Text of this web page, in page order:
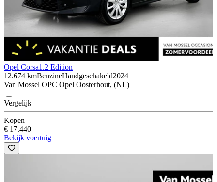
Opel Corsa1.2 Edition
12.674 kmBenzineHandgeschakeld2024
Van Mossel OPC Opel Oosterhout, (NL)
Vergelijk
Kopen
€ 17.440
Bekijk voertuig